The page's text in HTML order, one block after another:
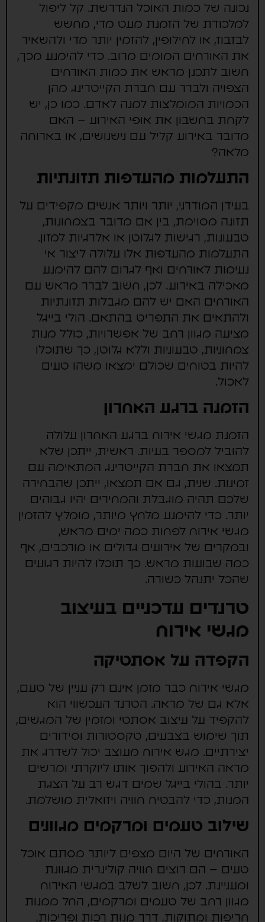
נכונה של כמות האוכל הנדרשת. קל ליפול
למלכודת של הזמנת מעט מדי, מחשש
לבזבוז, או לחילופין, להזמין יותר מדי ולהשאיר
את האורחים המומים מרוב. כדי להימנע מכך,
חשוב לתכנן מראש את כמות האורחים
הצפויה ולברר עם חברת הקייטרינג מהן
הכמויות המומלצות למנה לאדם. כמו כן, יש
לקחת בחשבון את אופי האירוע – האם
מדובר באירוע קליל עם נישנושים, או בארוחה
מלאה?
התעלמות מהעדפות תזונתיות
בעידן המודרני, יותר ויותר אנשים מקפידים על
תזונה מסוימת, בין אם מדובר בצמחונות,
טבעונות, רגישות לגלוטן או אלרגיות למזון.
התעלמות מהעדפות אלו עלולה ליצור אי
נעימות לאורחים ואף לגרום להם להימנע
מאכילה באירוע. לכן, חשוב לברר מראש עם
האורחים האם יש להם מגבלות תזונתיות
ולהתאים את התפריט בהתאם. הולי בייגל
מציעה מגוון רחב של אפשרויות, כולל מנות
צמחוניות, טבעוניות וללא גלוטן, כך שתוכלו
להיות בטוחים שכולם ימצאו משהו טעים
לאכול.
הזמנה ברגע האחרון
הזמנת מגשי אירוח ברגע האחרון עלולה
להוביל למספר בעיות. ראשית, ייתכן שלא
תמצאו את חברת הקייטרינג המתאימה עם
זמינות. שנית, גם אם תמצאו, ייתכן שהבחירה
שלכם תהיה מוגבלת והמחירים יהיו גבוהים
יותר. כדי להימנע מלחץ מיותר, מומלץ להזמין
מגשי אירוח לפחות כמה ימים מראש,
ובמקרים של אירועים גדולים או מורכבים, אף
כמה שבועות מראש. כך תוכלו להיות רגועים
שהכל יתנהל כשורה.
טרנדים עדכניים בעיצוב
מגשי אירוח
הקפדה על אסתטיקה
מגשי אירוח כבר מזמן אינם רק עניין של טעם,
אלא גם של מראה. הטרנד העכשווי הוא
להקפיד על עיצוב אסתטי ומזמין של המגשים,
תוך שימוש בצבעים, טקסטורות וסידורים
יצירתיים. מגש אירוח מעוצב יכול לשדרג את
מראה האירוע ולהפוך אותו ליוקרתי ומרשים
יותר. בהולי בייגל שמים דגש רב על הצגת
המנות, כדי להבטיח חוויה ויזואלית מושלמת.
שילוב טעמים ומרקמים מגוונים
האורחים של היום מצפים ליותר מסתם אוכל
טעים – הם רוצים חוויה קולינרית מגוונת
ומעניינת. לכן, חשוב לשלב במגשי האירוח
מגוון רחב של טעמים ומרקמים, החל ממנות
חריפות ומתוקות, דרך מנות רכות ופריכות,